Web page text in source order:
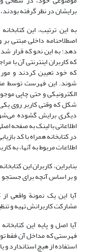
برایشان در نظر گرفته
به این ترتیب، این
اصطلاحنامه داخلی مبتنی
دهد؛ به این نحو که قرار
که کاربران اینترنتی آن با
که خود تعیین کردند و
شوند. این فهرست توسط
الکترونیکی و حتی چاپی
شکل که وقتی کاربر روی
دیگری برایش گشوده
اطلاعاتی با لینک به صفحه
در کتابخانه همراه با کد
اطلاعات مربوط به آنها، به
بنابراین، کاربران این
و بر اساس آنچه برای جستجو
مشارکت کاربرانش تهیه و
آیا اصل و پایه این
فهرستی که مداخل آن فقط
استفاده از هیچ استاندارد